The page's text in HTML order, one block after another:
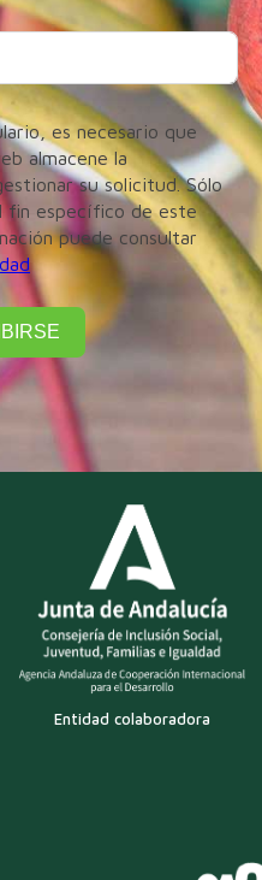
es necesario que
almacene la
su solicitud. Sólo
fin específico de este
puede consultar
Entidad colaboradora